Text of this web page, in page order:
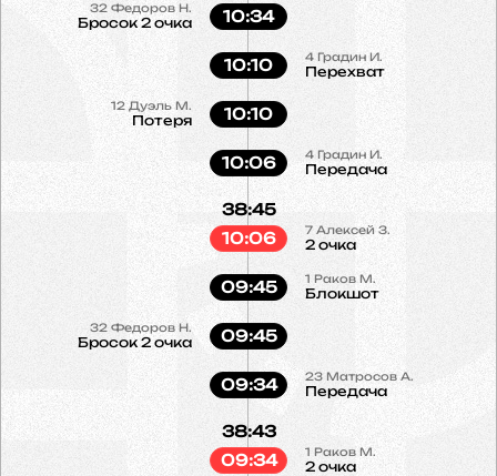
32 Федоров Н.
Бросок 2 очка 10:34
4 Градин И.
Перехват
10:10
12 Дуэль М.
Потеря 10:10
4 Градин И.
Передача
10:06
7 Алексей З.
2 очка
38:45
10:06
1 Раков М.
Блокшот
09:45
32 Федоров Н.
Бросок 2 очка 09:45
23 Матросов А.
Передача
09:34
1 Раков М.
2 очка
38:43
09:34